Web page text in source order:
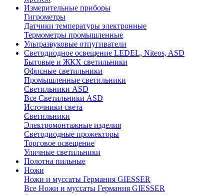
Измерительные приборы
Гигрометры
Датчики температуры электронные
Термометры промышленные
Ультразвуковые отпугиватели
Светодиодное освещение LEDEL, Niteos, ASD
Бытовые и ЖКХ светильники
Офисные светильники
Промышленные светильники
Светильники ASD
Все Светильники ASD
Источники света
Светильники
Электромонтажные изделия
Светодиодные прожекторы
Торговое освещение
Уличные светильники
Полотна пильные
Ножи
Ножи и муссаты Германия GIESSER
Все Ножи и муссаты Германия GIESSER